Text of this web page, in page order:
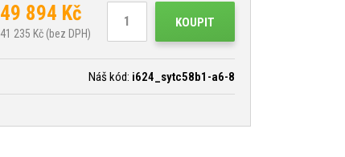
49 894 Kč
41 235 Kč (bez DPH)
KOUPIT
Náš kód: i624_sytc58b1-a6-8